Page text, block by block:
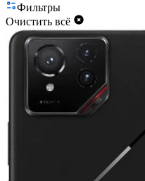
Фильтры
Очистить всё